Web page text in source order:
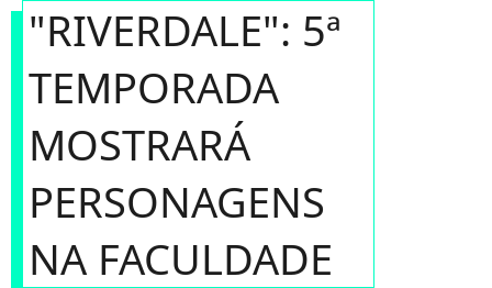
"RIVERDALE": 5ª
TEMPORADA
MOSTRARÁ
PERSONAGENS
NA FACULDADE